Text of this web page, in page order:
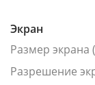
Экран
Размер экрана
Разрешение